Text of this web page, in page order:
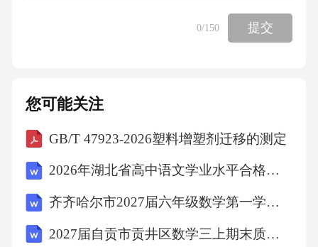
B.青铜器为合金，属于金属材料，故B正确；
D.石刻材料主要包括花肉岩、大理石、青石、
误。
故选：Bo
0/150 提交
您可能关注
GB/T 47923-2026塑料增塑剂迁移的测定
2026年湖北省高中语文学业水平合格性模拟卷（一）（文字版含答案）
齐齐哈尔市2027届六年级数学第一学期期末学业质量监测试题含解析
2027届自贡市贡井区数学三上期末质量检测试题含解析